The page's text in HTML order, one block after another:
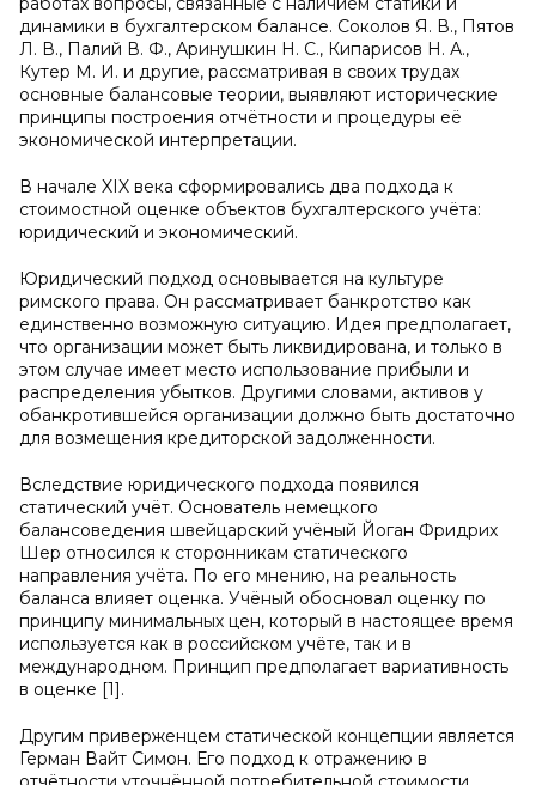
динамики в бухгалтерском балансе. Соколов Я. В., Пятов
Л. В., Палий В. Ф., Аринушкин Н. С., Кипарисов Н. А.,
Кутер М. И. и другие, рассматривая в своих трудах
основные балансовые теории, выявляют исторические
принципы построения отчётности и процедуры её
экономической интерпретации.
В начале XIX века сформировались два подхода к
стоимостной оценке объектов бухгалтерского учёта:
юридический и экономический.
Юридический подход основывается на культуре
римского права. Он рассматривает банкротство как
единственно возможную ситуацию. Идея предполагает,
что организации может быть ликвидирована, и только в
этом случае имеет место использование прибыли и
распределения убытков. Другими словами, активов у
обанкротившейся организации должно быть достаточно
для возмещения кредиторской задолженности.
Вследствие юридического подхода появился
статический учёт. Основатель немецкого
балансоведения швейцарский учёный Йоган Фридрих
Шер относился к сторонникам статического
направления учёта. По его мнению, на реальность
баланса влияет оценка. Учёный обосновал оценку по
принципу минимальных цен, который в настоящее время
используется как в российском учёте, так и в
международном. Принцип предполагает вариативность
в оценке [1].
Другим приверженцем статической концепции является
Герман Вайт Симон. Его подход к отражению в